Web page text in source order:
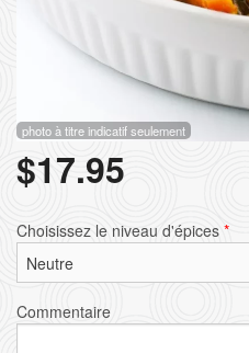
photo à titre indicatif seulement
$17.95
Choisissez le niveau d'épices *
Commentaire